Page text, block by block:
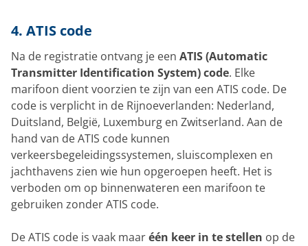
4. ATIS code
Na de registratie ontvang je een ATIS (Automatic
Transmitter Identification System) code. Elke
marifoon dient voorzien te zijn van een ATIS code. De
code is verplicht in de Rijnoeverlanden: Nederland,
Duitsland, België, Luxemburg en Zwitserland. Aan de
hand van de ATIS code kunnen
verkeersbegeleidingssystemen, sluiscomplexen en
jachthavens zien wie hun opgeroepen heeft. Het is
verboden om op binnenwateren een marifoon te
gebruiken zonder ATIS code.
De ATIS code is vaak maaréén keer in te stellen op de